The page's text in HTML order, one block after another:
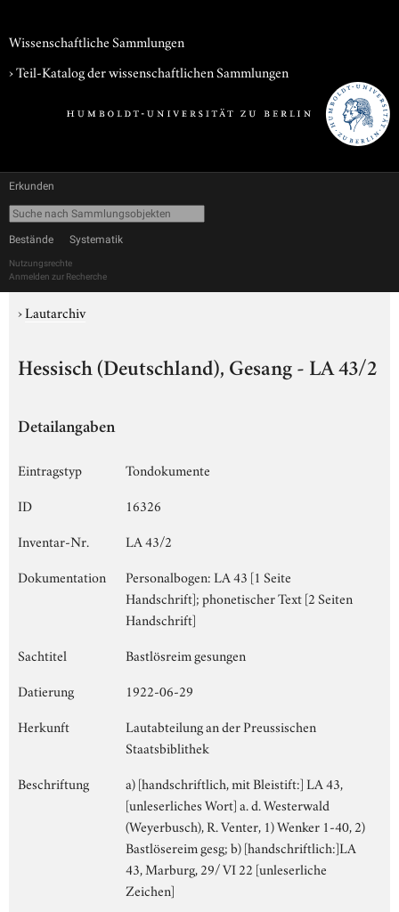
Wissenschaftliche Sammlungen
› Teil-Katalog der wissenschaftlichen Sammlungen
Erkunden
Bestände Systematik
Nutzungsrechte
Anmelden zur Recherche
›Lautarchiv
Hessisch (Deutschland), Gesang - LA 43/2
Detailangaben
Eintragstyp
Tondokumente
ID
16326
Inventar-Nr.
LA 43/2
Dokumentation
Personalbogen: LA 43 [1 Seite
Handschrift]; phonetischer Text [2 Seiten
Handschrift]
Sachtitel
Bastlösreim gesungen
Datierung
1922-06-29
Herkunft
Lautabteilung an der Preussischen
Staatsbiblithek
Beschriftung
a) [handschriftlich, mit Bleistift:] LA 43,
[unleserliches Wort] a. d. Westerwald
(Weyerbusch), R. Venter, 1) Wenker 1-40, 2)
Bastlösereim gesg; b) [handschriftlich:]LA
43, Marburg, 29/ VI 22 [unleserliche
Zeichen]